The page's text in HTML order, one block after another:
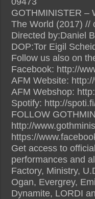
GOTHMINISTER –
The World (2017) //
Directed by:Daniel
DOP:Tor Eigil
Follow us also on
Facebook: http://
AFM Website:
AFM Webshop:
Spotify: http://
FOLLOW
http://
https://
Get access to
performances and
Factory, Ministry,
Ogan, Evergrey,
Dynamite, LORDI